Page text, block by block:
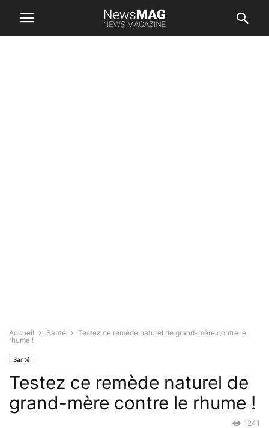
Accueil Santé
Testez ce remède naturel de grand-mère contre le
rhume !
Santé
Testez ce remède naturel de
grand-mère contre le rhume !
1241